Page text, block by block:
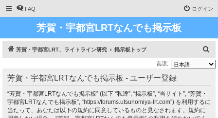
FAQ ログイン
芳賀・宇都宮LRTなんでも掲示板
芳賀・宇都宮LRT、ライトライン研究 掲示板トップ
索
言語:
芳賀・宇都宮LRTなんでも掲示板 - ユーザー登録
“芳賀・宇都宮LRTなんでも掲示板” (以下 “私達”, “掲示板”, “当サイト”, “芳賀・
宇都宮LRTなんでも掲示板”, “https://forums.utsunomiya-lrt.com”) を利用するに
当たって、あなたは以下の規約に同意しているものと見なされます。規約に